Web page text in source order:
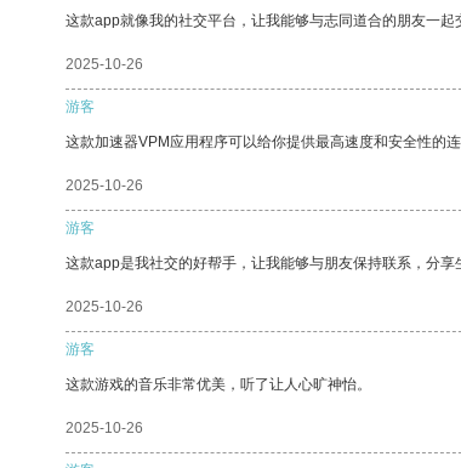
这款app就像我的社交平台，让我能够与志同道合的朋友一起
2025-10-26
游客
这款加速器VPM应用程序可以给你提供最高速度和安全性的
2025-10-26
游客
这款app是我社交的好帮手，让我能够与朋友保持联系，分享
2025-10-26
游客
这款游戏的音乐非常优美，听了让人心旷神怡。
2025-10-26